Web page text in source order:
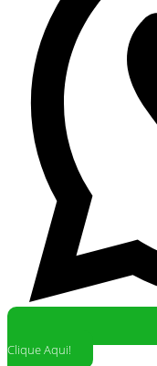
Clique Aqui!